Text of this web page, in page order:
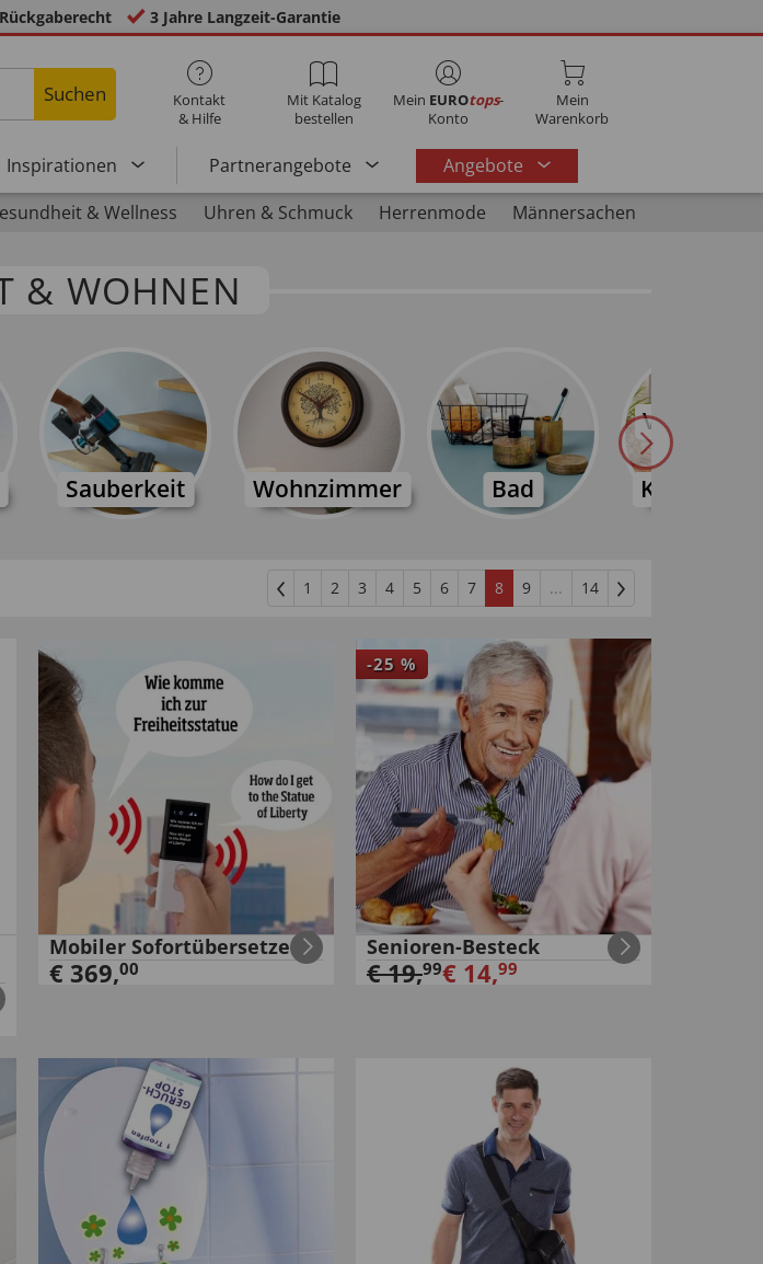
3 Jahre Langzeit-Garantie
Suchen
Kontakt
& Hilfe
Mit Katalog
bestellen
Mein EUROtops-
Konto
Mein
Warenkorb
Inspirationen Partnerangebote
Angebote
& Wellness Uhren & Schmuck Herrenmode Männersachen
& WOHNEN
Sauberkeit Wohnzimmer Bad
1 2 3 4 5 6 7 8 9 ... 14
Mobiler Sofortübersetzer
€ 369,00
-25 %
Senioren-Besteck
€19,99€ 14,99